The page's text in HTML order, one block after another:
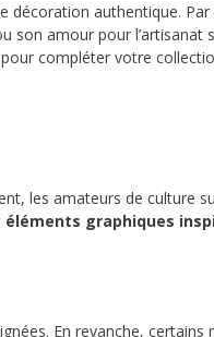
authentique.
son amour pour
compléter votre
les amateurs de culture
éléments graphiques
En revanche,